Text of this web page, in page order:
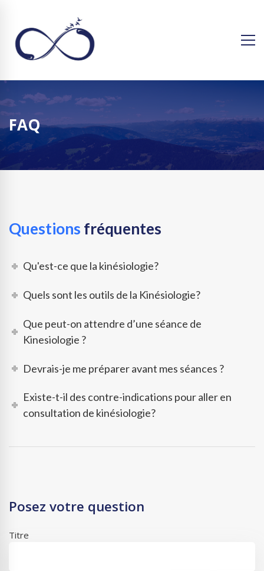
FAQ
Questions fréquentes
Qu'est-ce que la kinésiologie?
Quels sont les outils de la Kinésiologie?
Que peut-on attendre d’une séance de
Kinesiologie ?
Devrais-je me préparer avant mes séances ?
Existe-t-il des contre-indications pour aller en
consultation de kinésiologie?
Posez votre question
Titre